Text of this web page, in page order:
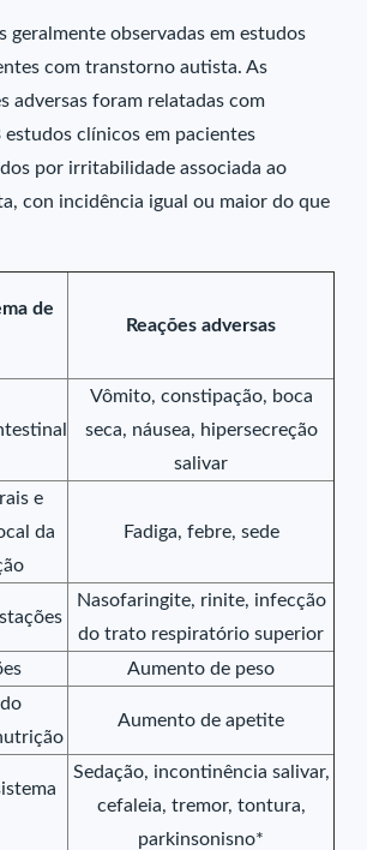
geralmente observadas em estudos
com transtorno autista. As
adversas foram relatadas com
estudos clínicos em pacientes
por irritabilidade associada ao
con incidência igual ou maior do que
de
Reações adversas
Vômito, constipação, boca
seca, náusea, hipersecreção
salivar
e
da
Fadiga, febre, sede
Nasofaringite, rinite, infecção
do trato respiratório superior
Aumento de peso
Aumento de apetite
Sedação, incontinência salivar,
cefaleia, tremor, tontura,
parkinsonisno*